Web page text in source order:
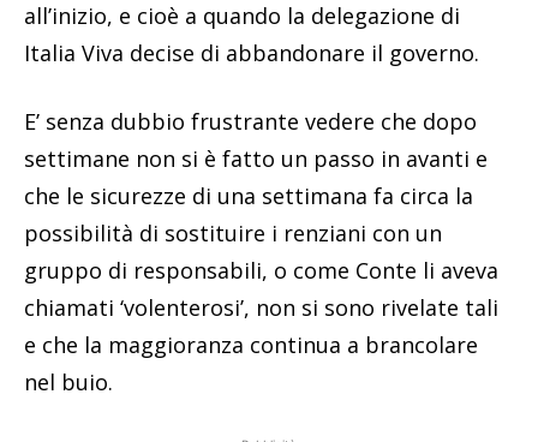
all’inizio, e cioè a quando la delegazione di
Italia Viva decise di abbandonare il governo.
E’ senza dubbio frustrante vedere che dopo
settimane non si è fatto un passo in avanti e
che le sicurezze di una settimana fa circa la
possibilità di sostituire i renziani con un
gruppo di responsabili, o come Conte li aveva
chiamati ‘volenterosi’, non si sono rivelate tali
e che la maggioranza continua a brancolare
nel buio.